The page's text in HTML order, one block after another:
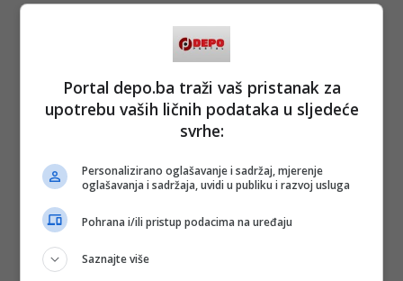
Portal depo.ba traži vaš pristanak za
upotrebu vaših ličnih podataka u sljedeće
svrhe:
Personalizirano oglašavanje i sadržaj, mjerenje
oglašavanja i sadržaja, uvidi u publiku i razvoj usluga
Pohrana i/ili pristup podacima na uređaju
Saznajte više